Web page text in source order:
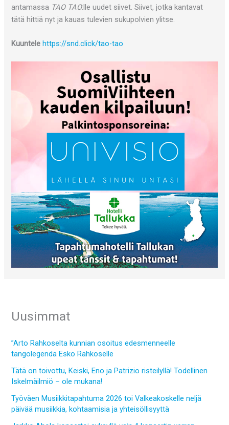
antamassa TAO TAO:lle uudet siivet. Siivet, jotka kantavat
tätä hittiä nyt ja kauas tulevien sukupolvien ylitse.
Kuuntele https://snd.click/tao-tao
Uusimmat
”Arto Rahkoselta kunnian osoitus edesmenneelle
tangolegenda Esko Rahkoselle
Tätä on toivottu, Keiski, Eno ja Patrizio risteilyllä! Todellinen
Iskelmäilmiö – ole mukana!
Työväen Musiikkitapahtuma 2026 toi Valkeakoskelle neljä
päivää musiikkia, kohtaamisia ja yhteisöllisyyttä